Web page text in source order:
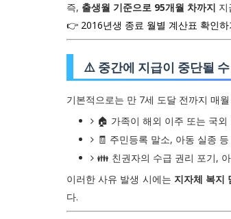
즉, 출생월 기준으로 95개월 차까지
👉 2016년생 종료 월별 계산표 확인하
⚠️ 중간에 지급이 중단될
기본적으로는 만 7세 도달 전까지 매
🏠 가족이 해외 이주 또는 국외
🧾 주민등록 말소, 아동 실종
👪 친권자의 수급 권리 포기,
이러한 사유 발생 시에는 지자체 복지
다.